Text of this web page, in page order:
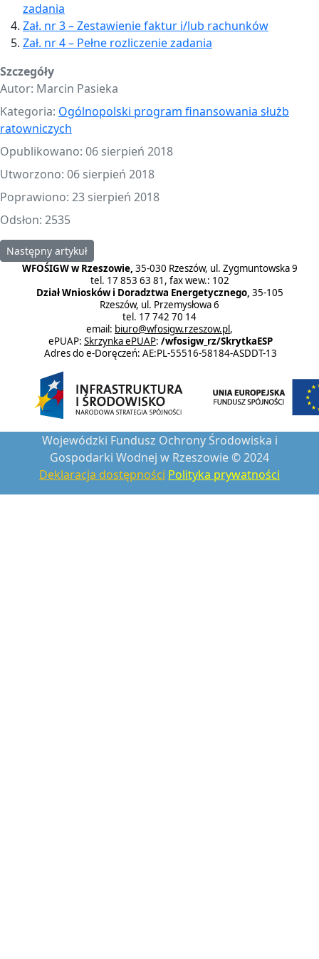
zadania
Zał. nr 3 – Zestawienie faktur i/lub rachunków
Zał. nr 4 – Pełne rozliczenie zadania
Szczegóły
Autor: Marcin Pasieka
Kategoria: Ogólnopolski program finansowania służb
ratowniczych
Opublikowano: 06 sierpień 2018
Utworzono: 06 sierpień 2018
Poprawiono: 23 sierpień 2018
Odsłon: 2535
Następny artykuł: WFOŚiGW w Rzeszowie ogłasza nabór
Następny artykuł
WFOŚIGW w Rzeszowie, 35-030 Rzeszów, ul. Zygmuntowska 9
tel. 17 853 63 81, fax wew.: 102
Dział Wniosków i Doradztwa Energetycznego, 35-105
Rzeszów, ul. Przemysłowa 6
tel. 17 742 70 14
email: biuro@wfosigw.rzeszow.pl,
ePUAP: Skrzynka ePUAP: /wfosigw_rz/SkrytkaESP
Adres do e-Doręczeń: AE:PL-55516-58184-ASDDT-13
Wojewódzki Fundusz Ochrony Środowiska i
Gospodarki Wodnej w Rzeszowie © 2024
Deklaracja dostępności Polityka prywatności